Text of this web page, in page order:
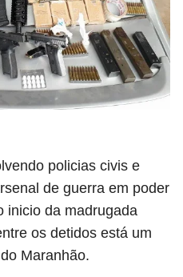
policias civis e
de guerra em poder
inicio da madrugada
os detidos está um
Maranhão.